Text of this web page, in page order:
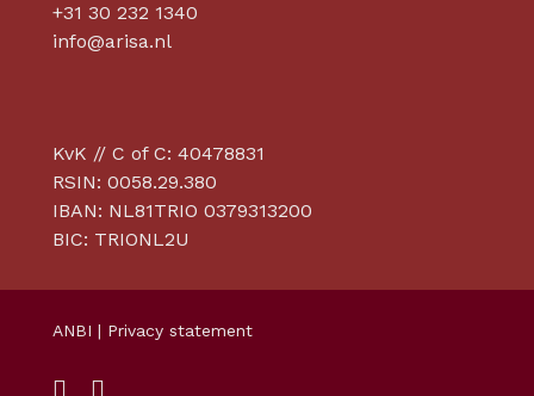
+31 30 232 1340
info@arisa.nl
KvK // C of C: 40478831
RSIN: 0058.29.380
IBAN: NL81TRIO 0379313200
BIC: TRIONL2U
ANBI | Privacy statement
twitterlinkedin